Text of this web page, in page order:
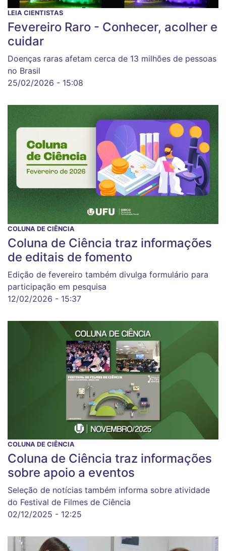
LEIA CIENTISTAS
Fevereiro Raro - Conhecer, acolher e
cuidar
Doenças raras afetam cerca de 13 milhões de pessoas
no Brasil
25/02/2026 - 15:08
COLUNA DE CIÊNCIA
Coluna de Ciência traz informações
de editais de fomento
Edição de fevereiro também divulga formulário para
participação em pesquisa
12/02/2026 - 15:37
COLUNA DE CIÊNCIA
Coluna de Ciência traz informações
sobre apoio a eventos
Seleção de notícias também informa sobre atividade
do Festival de Filmes de Ciência
02/12/2025 - 12:25